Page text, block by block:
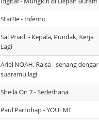
StarBe - Inferno
Sal Priadi - Kepala, Pundak, Kerja
Lagi
Ariel NOAH, Raisa - senang dengar
suaramu lagi
Sheila On 7 - Sederhana
Paul Partohap - YOU+ME